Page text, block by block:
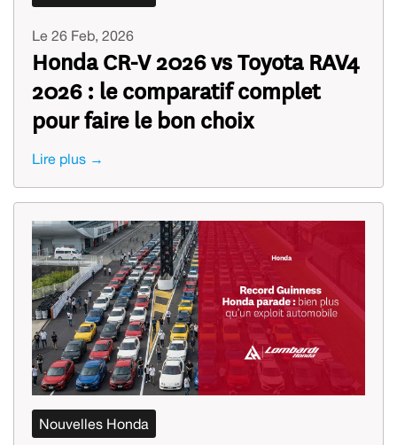
Le 26 Feb, 2026
Honda CR-V 2026 vs Toyota RAV4
2026 : le comparatif complet
pour faire le bon choix
Lire plus →
Nouvelles Honda